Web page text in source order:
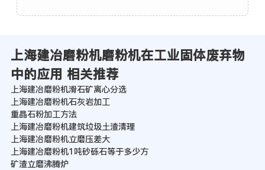
上海建冶磨粉机磨粉机在工业固体废弃物
中的应用 相关推荐
上海建冶磨粉机滑石矿离心分选
上海建冶磨粉机石灰岩加工
重晶石粉加工方法
上海建冶磨粉机建筑垃圾土渣清理
上海建冶磨粉机立磨压差大
上海建冶磨粉机1吨砂砾石等于多少方
矿渣立磨沸腾炉